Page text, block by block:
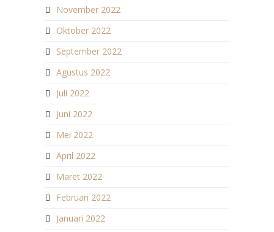
November 2022
Oktober 2022
September 2022
Agustus 2022
Juli 2022
Juni 2022
Mei 2022
April 2022
Maret 2022
Februari 2022
Januari 2022